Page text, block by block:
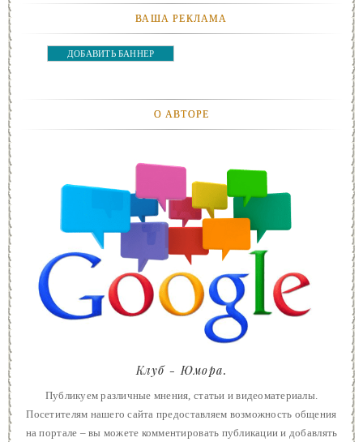
ВАША РЕКЛАМА
ДОБАВИТЬ БАННЕР
О АВТОРЕ
Клуб - Юмора.
Публикуем различные мнения, статьи и видеоматериалы.
Посетителям нашего сайта предоставляем возможность общения
на портале – вы можете комментировать публикации и добавлять